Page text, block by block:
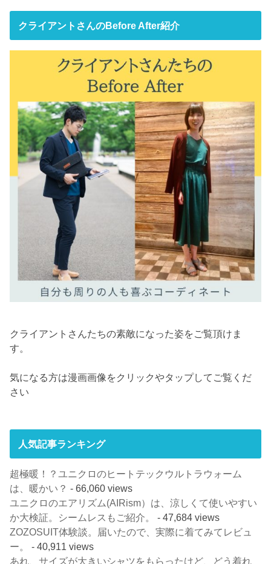
クライアントさんのBefore After紹介
クライアントさんたちの素敵になった姿をご覧頂けま
す。
気になる方は漫画画像をクリックやタップしてご覧くだ
さい
人気記事ランキング
超極暖！？ユニクロのヒートテックウルトラウォーム
は、暖かい？ - 66,060 views
ユニクロのエアリズム(AIRism）は、涼しくて使いやすい
か大検証。シームレスもご紹介。
- 47,684 views
ZOZOSUIT体験談。届いたので、実際に着てみてレビュ
ー。
- 40,911 views
あれ、サイズが大きいシャツをもらったけど、どう着れ